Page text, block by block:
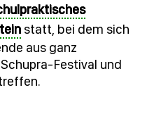
statt, bei dem sich
aus ganz
Festival und